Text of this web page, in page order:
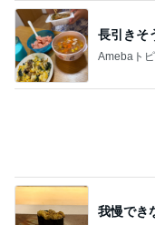
長引きそ
Amebaト
我慢でき